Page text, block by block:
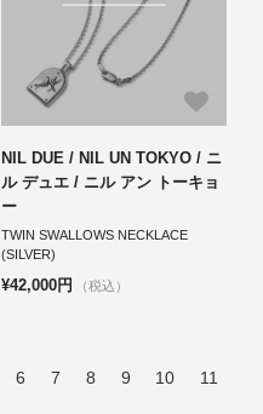
NIL DUE / NIL UN TOKYO / ニ
ル デュエ / ニル アン トーキョ
ー
TWIN SWALLOWS NECKLACE
(SILVER)
¥42,000円 （税込）
6 7 8 9 10 11